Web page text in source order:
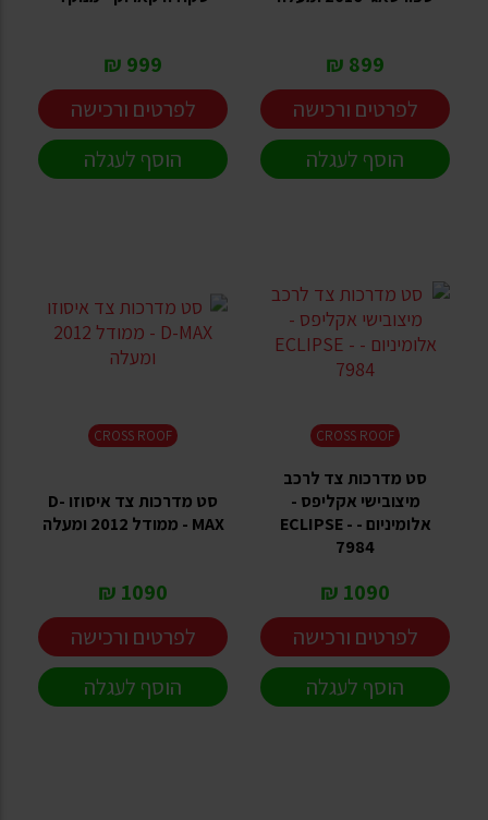
899 ₪
לפרטים ורכישה
הוסף לעגלה
999 ₪
לפרטים ורכישה
הוסף לעגלה
CROSS ROOF
סט מדרכות צד לרכב
מיצובישי אקליפס -
אלומיניום - ECLIPSE -
7984
1090 ₪
לפרטים ורכישה
הוסף לעגלה
CROSS ROOF
סט מדרכות צד איסוזו D-
MAX - ממודל 2012 ומעלה
1090 ₪
לפרטים ורכישה
הוסף לעגלה